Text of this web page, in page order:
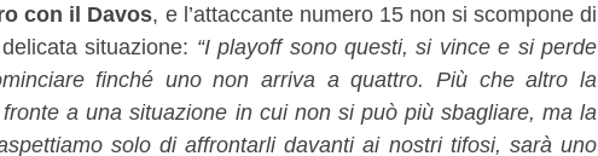
con il Davos, e l’attaccante numero 15 non si scompone di
situazione: “I playoff sono questi, si vince e si perde
finché uno non arriva a quattro. Più che altro la
a una situazione in cui non si può più sbagliare, ma la
solo di affrontarli davanti ai nostri tifosi, sarà uno